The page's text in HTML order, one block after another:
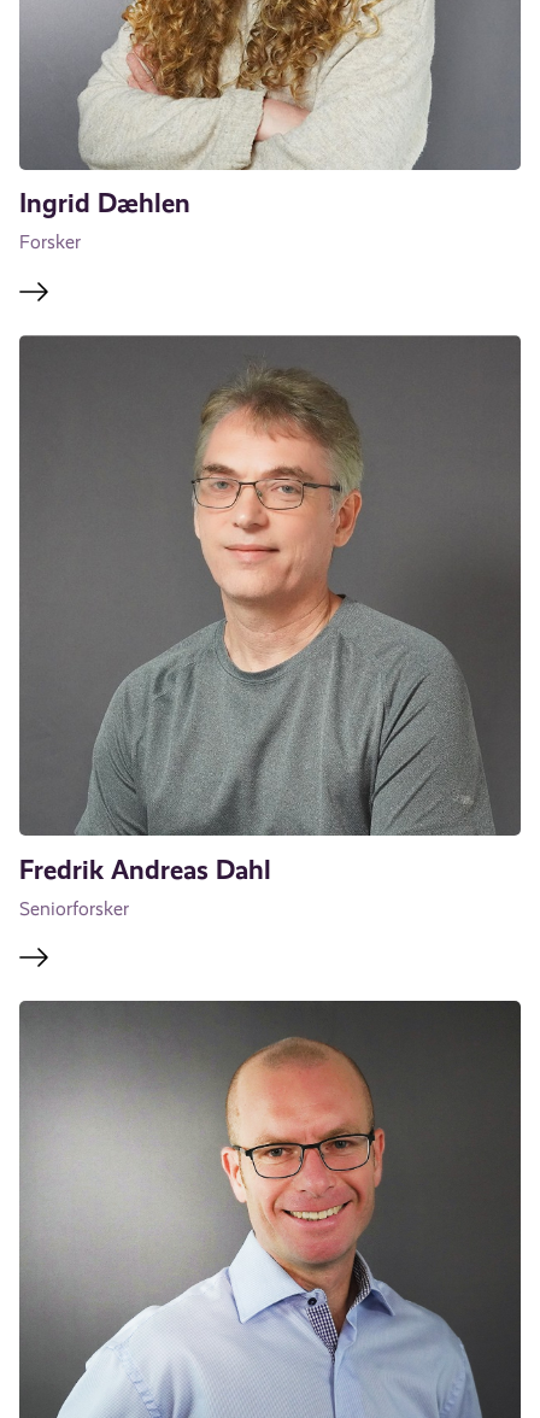
Ingrid Dæhlen
Forsker
Fredrik Andreas Dahl
Seniorforsker